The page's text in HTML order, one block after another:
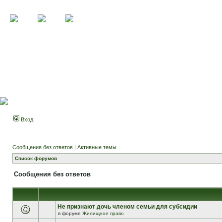
Вход
Сообщения без ответов | Активные темы
Список форумов
Сообщения без ответов
Не признают дочь членом семьи для субсидии
в форуме Жилищное право